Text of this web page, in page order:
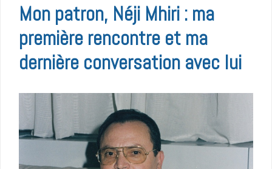
Mon patron, Néji Mhiri : ma
première rencontre et ma
dernière conversation avec lui